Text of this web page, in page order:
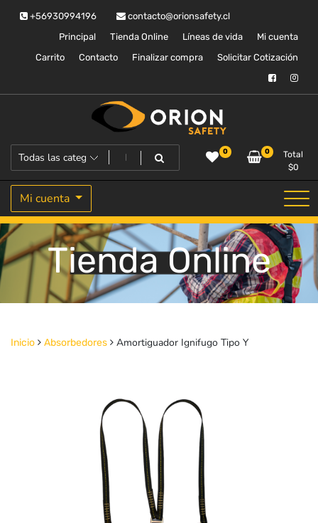
+56930994196
contacto@orionsafety.cl
Principal
Tienda Online Líneas de vida
Mi cuenta
Carrito
Contacto Finalizar compra Solicitar Cotización
Orion Safety
Equipos de proteccion personal 0 0
Total
$0
Mi cuenta
Tienda Online
Inicio Absorbedores Amortiguador Ignifugo Tipo Y